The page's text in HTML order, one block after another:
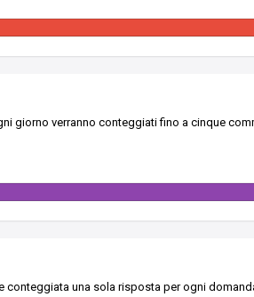
giorno verranno conteggiati fino a cinque
una sola risposta per ogni